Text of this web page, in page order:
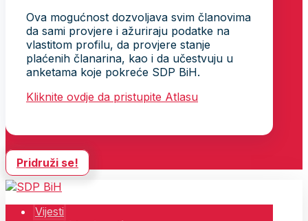
Ova mogućnost dozvoljava svim članovima
da sami provjere i ažuriraju podatke na
vlastitom profilu, da provjere stanje
plaćenih članarina, kao i da učestvuju u
anketama koje pokreće SDP BiH.
Kliknite ovdje da pristupite Atlasu
Pridruži se!
Vijesti